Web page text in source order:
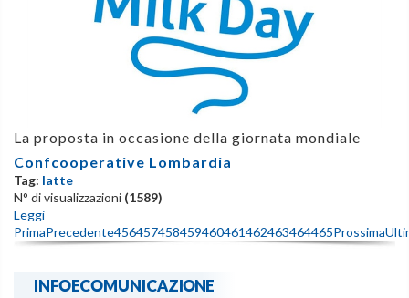
La proposta in occasione della giornata mondiale
Confcooperative Lombardia
Tag: latte
N° di visualizzazioni (1589)
Leggi
PrimaPrecedente456457458459460461462463464465Prossima
INFOECOMUNICAZIONE